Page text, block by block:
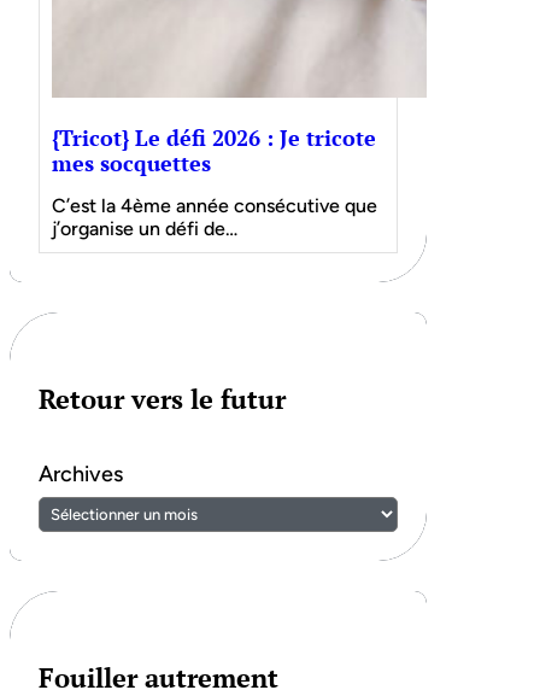
{Tricot} Le défi 2026 : Je tricote
mes socquettes
C’est la 4ème année consécutive que
j’organise un défi de…
Retour vers le futur
Archives
Fouiller autrement